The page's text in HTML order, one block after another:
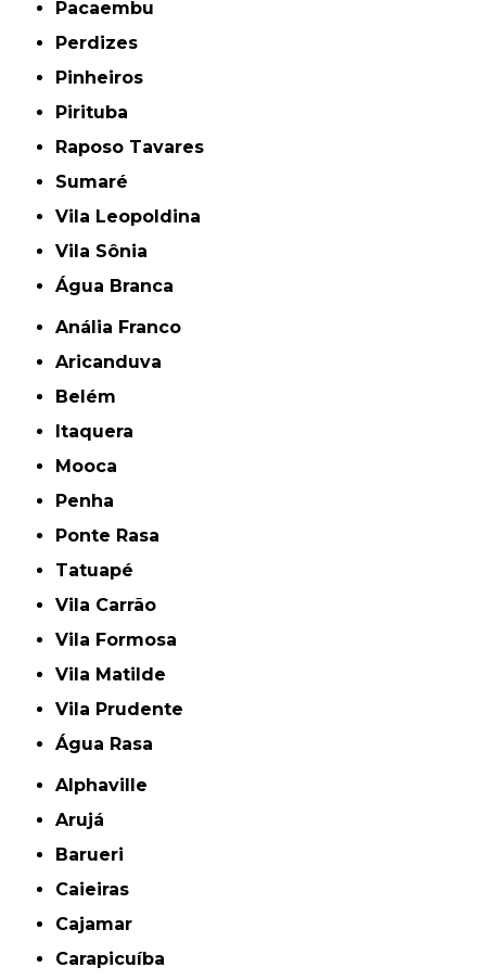
Pacaembu
Perdizes
Pinheiros
Pirituba
Raposo Tavares
Sumaré
Vila Leopoldina
Vila Sônia
Água Branca
Anália Franco
Aricanduva
Belém
Itaquera
Mooca
Penha
Ponte Rasa
Tatuapé
Vila Carrão
Vila Formosa
Vila Matilde
Vila Prudente
Água Rasa
Alphaville
Arujá
Barueri
Caieiras
Cajamar
Carapicuíba